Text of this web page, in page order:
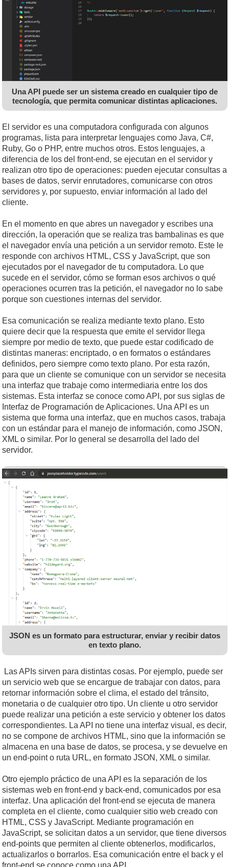
Una API puede ser un sistema creado en cualquier tipo de
tecnología, que permita comunicar distintas aplicaciones.
El servidor es una computadora configurada con algunos
programas, lista para interpretar lenguajes como Java, C#,
Ruby, Go o PHP, entre muchos otros. Estos lenguajes, a
diferencia de los del front-end, se ejecutan en el servidor y
realizan otro tipo de operaciones: pueden ejecutar consultas a
bases de datos, servir enrutadores, comunicarse con otros
servidores y, por supuesto, enviar información al lado del
cliente.
En el momento en que abres un navegador y escribes una
dirección, la operación que se realiza tras bambalinas es que
el navegador envía una petición a un servidor remoto. Este le
responde con archivos HTML, CSS y JavaScript, que son
ejecutados por el navegador de tu computadora. Lo que
sucede en el servidor, cómo se forman esos archivos o qué
operaciones ocurren tras la petición, el navegador no lo sabe
porque son cuestiones internas del servidor.
Esa comunicación se realiza mediante texto plano. Esto
quiere decir que la respuesta que emite el servidor llega
siempre por medio de texto, que puede estar codificado de
distintas maneras: encriptado, o en formatos o estándares
definidos, pero siempre como texto plano. Por esta razón,
para que un cliente se comunique con un servidor se necesita
una interfaz que trabaje como intermediaria entre los dos
sistemas. Esta interfaz se conoce como API, por sus siglas de
Interfaz de Programación de Aplicaciones. Una API es un
sistema que forma una interfaz, que en muchos casos, trabaja
con un estándar para el manejo de información, como JSON,
XML o similar. Por lo general se desarrolla del lado del
servidor.
JSON es un formato para estructurar, enviar y recibir datos
en texto plano.
Las APIs sirven para distintas cosas. Por ejemplo, puede ser
un servicio web que se encargue de trabajar con datos, para
retornar información sobre el clima, el estado del tránsito,
monetaria o de cualquier otro tipo. Un cliente u otro servidor
puede realizar una petición a este servicio y obtener los datos
correspondientes. La API no tiene una interfaz visual, es decir,
no se compone de archivos HTML, sino que la información se
almacena en una base de datos, se procesa, y se devuelve en
un end-point o ruta URL, en formato JSON, XML o similar.
Otro ejemplo práctico de una API es la separación de los
sistemas web en front-end y back-end, comunicados por esa
interfaz. Una aplicación del front-end se ejecuta de manera
completa en el cliente, como cualquier sitio web creado con
HTML, CSS y JavaScript. Mediante programación en
JavaScript, se solicitan datos a un servidor, que tiene diversos
end-points que permiten al cliente obtenerlos, modificarlos,
actualizarlos o borrarlos. Esa comunicación entre el back y el
front-end se conoce como una API.